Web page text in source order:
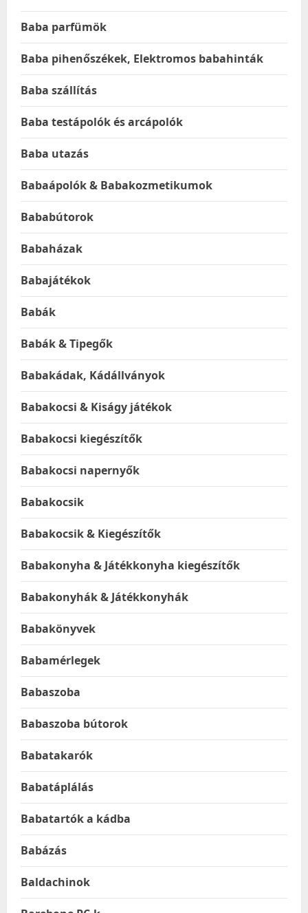
Baba parfümök
Baba pihenőszékek, Elektromos babahinták
Baba szállítás
Baba testápolók és arcápolók
Baba utazás
Babaápolók & Babakozmetikumok
Bababútorok
Babaházak
Babajátékok
Babák
Babák & Tipegők
Babakádak, Kádállványok
Babakocsi & Kiságy játékok
Babakocsi kiegészítők
Babakocsi napernyők
Babakocsik
Babakocsik & Kiegészítők
Babakonyha & Játékkonyha kiegészítők
Babakonyhák & Játékkonyhák
Babakönyvek
Babamérlegek
Babaszoba
Babaszoba bútorok
Babatakarók
Babatáplálás
Babatartók a kádba
Babázás
Baldachinok